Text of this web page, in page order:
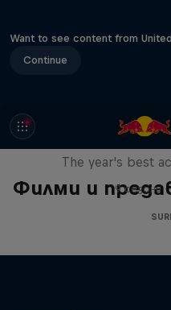
Want to see content from
Continue
Филми и
Red Bull
The year's best
9 сезони